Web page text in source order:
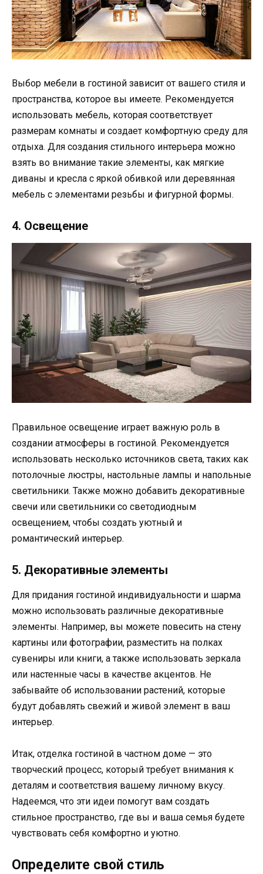
Выбор мебели в гостиной зависит от вашего стиля и
пространства, которое вы имеете. Рекомендуется
использовать мебель, которая соответствует
размерам комнаты и создает комфортную среду для
отдыха. Для создания стильного интерьера можно
взять во внимание такие элементы, как мягкие
диваны и кресла с яркой обивкой или деревянная
мебель с элементами резьбы и фигурной формы.
4. Освещение
Правильное освещение играет важную роль в
создании атмосферы в гостиной. Рекомендуется
использовать несколько источников света, таких как
потолочные люстры, настольные лампы и напольные
светильники. Также можно добавить декоративные
свечи или светильники со светодиодным
освещением, чтобы создать уютный и
романтический интерьер.
5. Декоративные элементы
Для придания гостиной индивидуальности и шарма
можно использовать различные декоративные
элементы. Например, вы можете повесить на стену
картины или фотографии, разместить на полках
сувениры или книги, а также использовать зеркала
или настенные часы в качестве акцентов. Не
забывайте об использовании растений, которые
будут добавлять свежий и живой элемент в ваш
интерьер.
Итак, отделка гостиной в частном доме — это
творческий процесс, который требует внимания к
деталям и соответствия вашему личному вкусу.
Надеемся, что эти идеи помогут вам создать
стильное пространство, где вы и ваша семья будете
чувствовать себя комфортно и уютно.
Определите свой стиль